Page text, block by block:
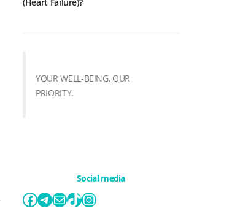
YOUR WELL-BEING, OUR
PRIORITY.
Social media
Facebook TelegramMail TikTok Instagram